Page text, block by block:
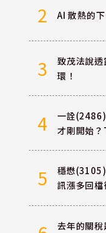
2 AI 散熱的
3
致茂法說
環！
4
一詮
才剛開始
5
穩懋
訊漲多回檔
去年的關